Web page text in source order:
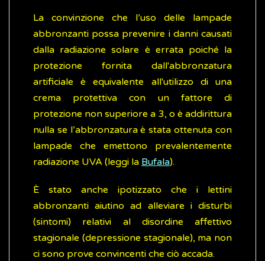
La convinzione che l’uso delle lampade
abbronzanti possa prevenire i danni causati
dalla radiazione solare è errata poiché la
protezione fornita dall'abbronzatura
artificiale è equivalente all'utilizzo di una
crema protettiva con un fattore di
protezione non superiore a 3, o è addirittura
nulla se l’abbronzatura è stata ottenuta con
lampade che emettono prevalentemente
radiazione UVA (leggi la Bufala).
È stato anche ipotizzato che i lettini
abbronzanti aiutino ad alleviare i disturbi
(sintomi) relativi al disordine affettivo
stagionale (depressione stagionale), ma non
ci sono prove convincenti che ciò accada.